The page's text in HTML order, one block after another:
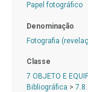
Papel fotográfico
Denominação
Fotografia
Classe
7 OBJETO E
Bibliográfica >